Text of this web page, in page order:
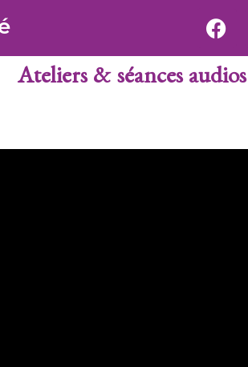
Ateliers & séances audios